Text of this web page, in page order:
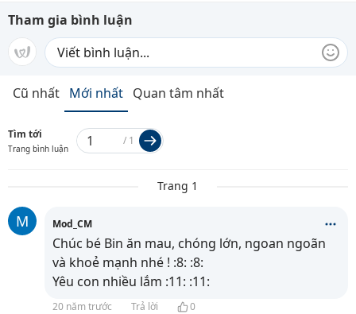
Tham gia bình luận
Cũ nhất Mới nhất Quan tâm nhất
Tìm tới
Trang bình luận
/ 1
Trang 1
M Mod_CM
Chúc bé Bin ăn mau, chóng lớn, ngoan ngoãn
và khoẻ mạnh nhé ! :8: :8:
Yêu con nhiều lắm :11: :11:
20 năm trước Trả lời 0